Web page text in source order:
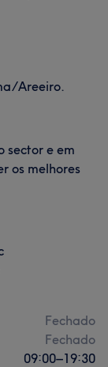
Areeiro.
sector e em
os melhores
Fechado
Fechado
09:00–19:30